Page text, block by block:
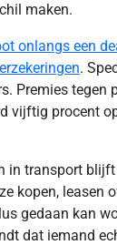
maken.
onlangs een
.
Premies tegen
vijftig procent
in transport blijft
kopen, leasen
gedaan kan
dat iemand